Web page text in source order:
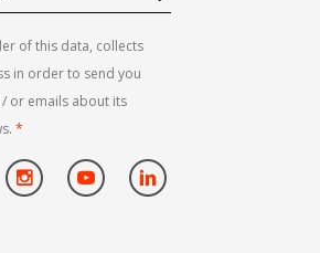
of this data, collects
in order to send you
or emails about its
*